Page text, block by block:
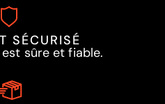
SÉCURISÉ
sûre et fiable.